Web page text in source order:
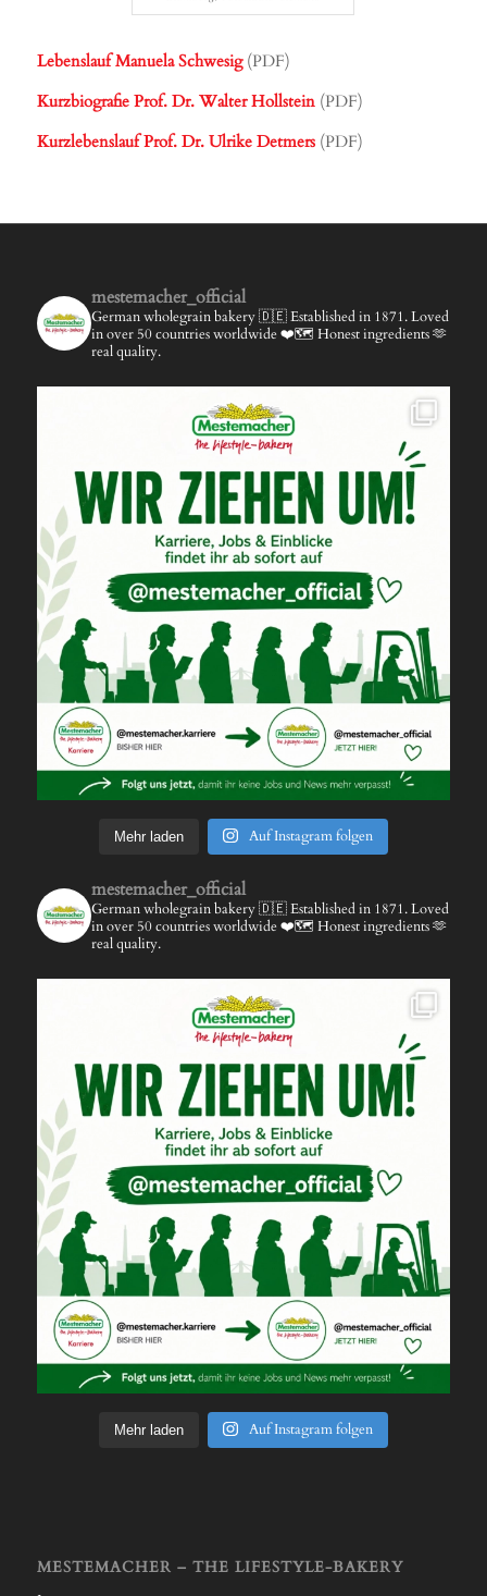
Lebenslauf Manuela Schwesig(PDF)
Kurzbiografie Prof. Dr. Walter Hollstein(PDF)
Kurzlebenslauf Prof. Dr. Ulrike Detmers(PDF)
mestemacher_official
German wholegrain bakery 🇩🇪Established in 1871.Loved
in over 50 countries worldwide ❤️🗺️ Honest ingredients 🫶
real quality.
Mehr laden Auf Instagram folgen
mestemacher_official
German wholegrain bakery 🇩🇪Established in 1871.Loved
in over 50 countries worldwide ❤️🗺️ Honest ingredients 🫶
real quality.
Mehr laden Auf Instagram folgen
MESTEMACHER – THE LIFESTYLE-BAKERY